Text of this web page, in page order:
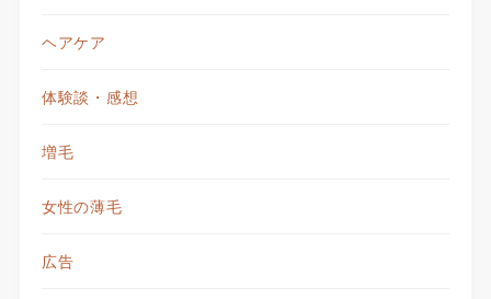
ヘアケア
体験談・感想
増毛
女性の薄毛
広告